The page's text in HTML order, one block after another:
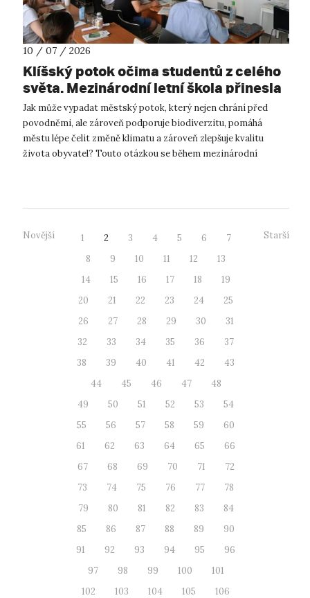
10 / 07 / 2026
Klíšský potok očima studentů z celého
světa. Mezinárodní letní škola přinesla
inspiraci pro budoucnost Ústí nad
Labem.
Jak může vypadat městský potok, který nejen chrání před
povodněmi, ale zároveň podporuje biodiverzitu, pomáhá
městu lépe čelit změně klimatu a zároveň zlepšuje kvalitu
života obyvatel? Touto otázkou se během mezinárodní
Novější 1 2 3 4 5 6
7
8
9 10 11 12
13
14
15 16 17 18
19
20
21 22 23 24
25
26
27 28 29 30
31
32
33 34 35 36
37
38
39 40 41 42
43
44
45 46 47
48
49
50 51 52 53
54
55
56 57 58 59
60
61
62 63 64 65
66
67
68 69 70 71
72
73
74 75 76 77
78
79
80 81 82 83
84
85
86 87 88 89
90
91
92 93 94 95
96
97
98 99 100
101
102
103 104 105
106
Starší